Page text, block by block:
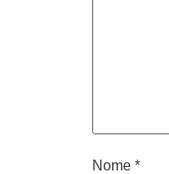
Nome *